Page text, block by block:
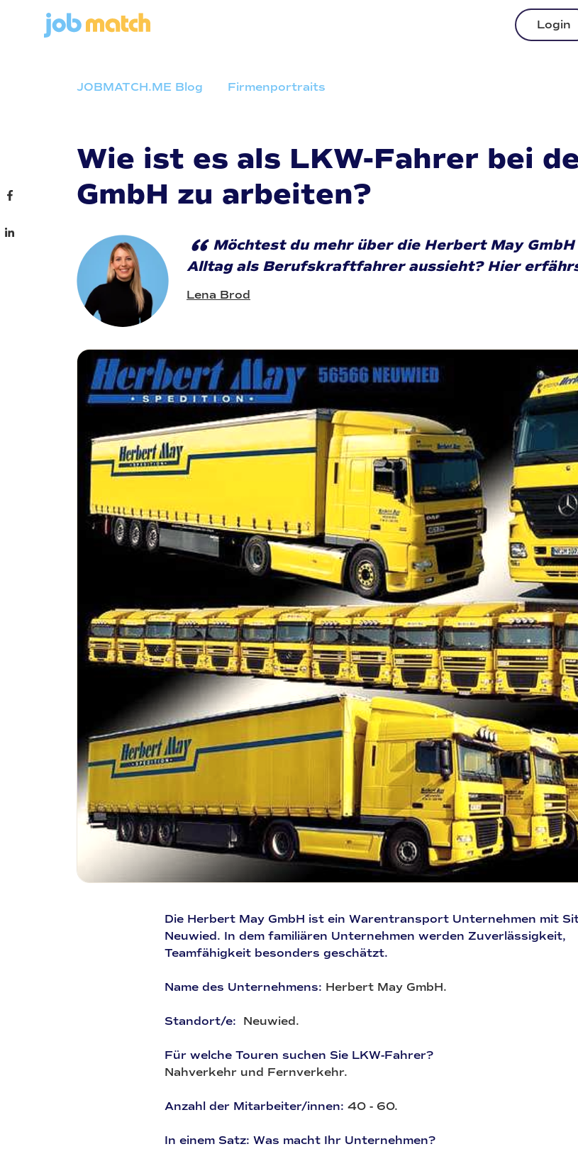
Login
JOBMATCH.ME Blog Firmenportraits
Wie ist es als LKW-Fahrer bei
GmbH zu arbeiten?
“ Möchtest du mehr über die Herbert May
Alltag als Berufskraftfahrer aussieht? Hier
Lena Brod
Die Herbert May GmbH ist ein Warentransport Unternehmen mit
Neuwied. In dem familiären Unternehmen werden Zuverlässigkeit,
Teamfähigkeit besonders geschätzt.
Name des Unternehmens: Herbert May GmbH.
Standort/e: Neuwied.
Für welche Touren suchen Sie LKW-Fahrer?
Nahverkehr und Fernverkehr.
Anzahl der Mitarbeiter/innen: 40 - 60.
In einem Satz: Was macht Ihr Unternehmen?